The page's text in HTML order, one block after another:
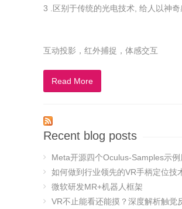
3 .区别于传统的光电技术, 给人以神奇
互动投影，红外捕捉，体感交互
Read More
Recent blog posts
Meta开源四个Oculus-Samples示例
如何做到行业领先的VR手柄定位技
微软研发MR+机器人框架
VR不止能看还能摸？深度解析触觉